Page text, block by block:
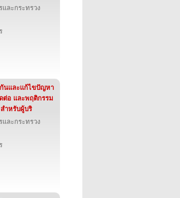
และกระทรวง
นและแก้ไขปัญหา
ต่อ และพฤติกรรม
ำหรับผู้บริ
และกระทรวง